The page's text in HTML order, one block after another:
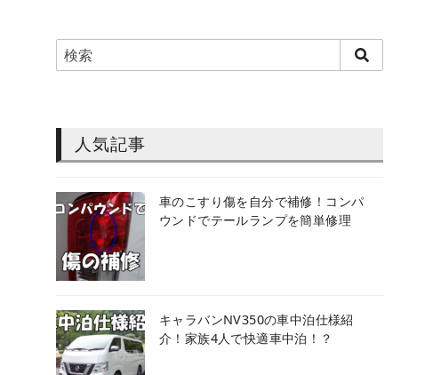
人気記事
車のこすり傷を自分で補修！コンパ
ウンドでテールランプを簡単修理
キャラバンNV350の車中泊仕様紹
介！家族4人で快適車中泊！？